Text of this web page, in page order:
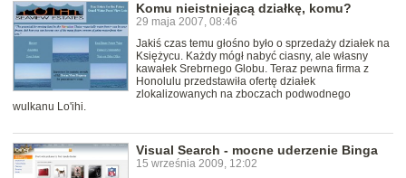
Komu nieistniejącą działkę, komu?
29 maja 2007, 08:46
Jakiś czas temu głośno było o sprzedaży działek na
Księżycu. Każdy mógł nabyć ciasny, ale własny
kawałek Srebrnego Globu. Teraz pewna firma z
Honolulu przedstawiła ofertę działek
zlokalizowanych na zboczach podwodnego
wulkanu Lo'ihi.
Visual Search - mocne uderzenie Binga
15 września 2009, 12:02